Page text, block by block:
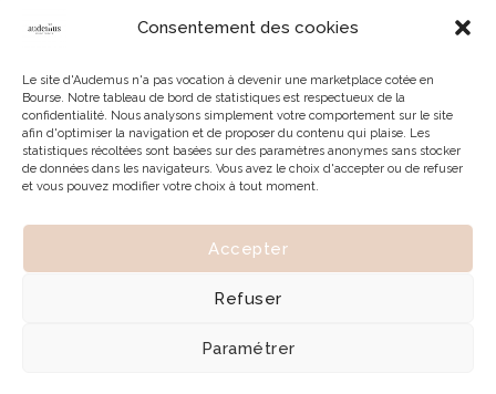
Consentement des cookies
Le site d'Audemus n'a pas vocation à devenir une marketplace cotée en
Bourse. Notre tableau de bord de statistiques est respectueux de la
confidentialité. Nous analysons simplement votre comportement sur le site
afin d'optimiser la navigation et de proposer du contenu qui plaise. Les
statistiques récoltées sont basées sur des paramètres anonymes sans stocker
de données dans les navigateurs. Vous avez le choix d'accepter ou de refuser
et vous pouvez modifier votre choix à tout moment.
Accepter
Refuser
Paramétrer
© 2026 | Tous droits réservés à Audemus